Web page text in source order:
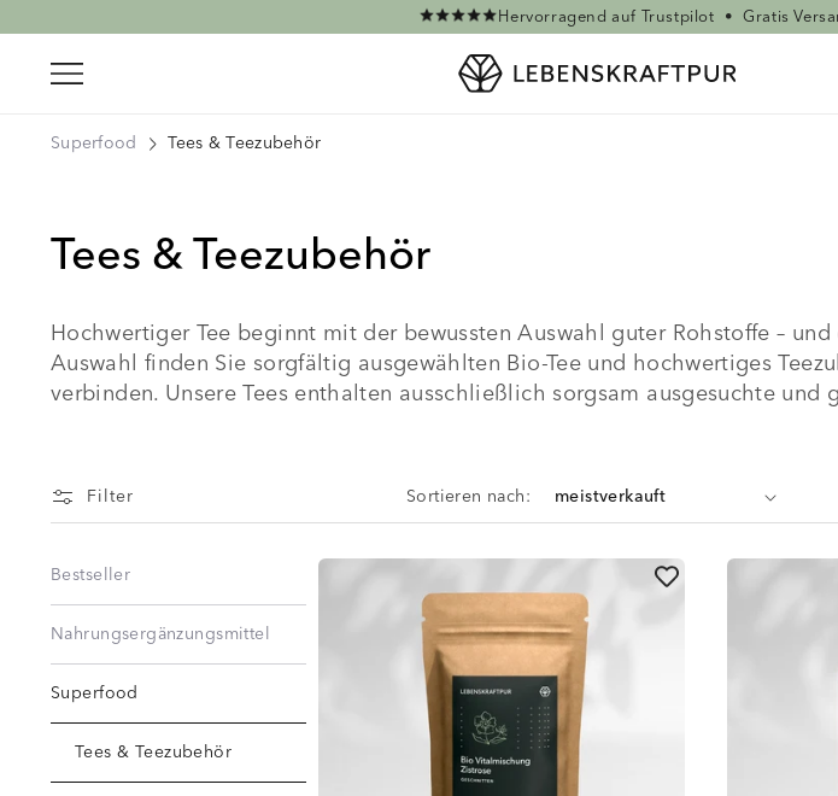
Hervorragend auf Trustpilot • Gratis
Superfood Tees & Teezubehör
Tees & Teezubehör
Hochwertiger Tee beginnt mit der bewussten Auswahl guter Rohstoffe –
Auswahl finden Sie sorgfältig ausgewählten Bio-Tee und hochwertiges
verbinden. Unsere Tees enthalten ausschließlich sorgsam ausgesuchte
Filter Sortieren nach:
Bestseller
Nahrungsergänzungsmittel
Superfood
Tees & Teezubehör